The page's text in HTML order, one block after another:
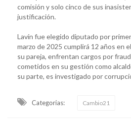
comisión y solo cinco de sus
justificación.
Lavín fue elegido diputado por
marzo de 2025 cumplirá 12 años en
su pareja, enfrentan cargos por
cometidos en su gestión como
su parte, es investigado por
Categorias: Cambio21